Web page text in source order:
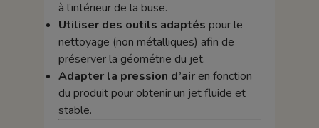
à l’intérieur de la buse.
Utiliser des outils adaptés pour le
nettoyage (non métalliques) afin de
préserver la géométrie du jet.
Adapter la pression d’airen fonction
du produit pour obtenir un jet fluide et
stable.